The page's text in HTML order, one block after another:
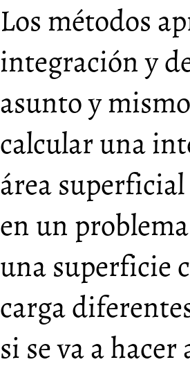
Los métodos
integración y
asunto y
calcular una
área
en un
una superficie
carga
si se va a